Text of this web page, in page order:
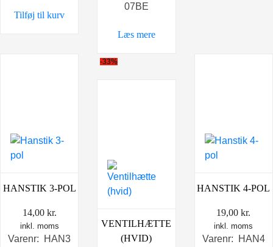
5,95 kr..
Tilføj til kurv
var:
07BE
Læs mere
HANSTIK 3-POL
14,00 kr.
inkl. moms
Varenr: HAN3
-33%
VENTILHÆTTE
(HVID)
HANSTIK 4-POL
19,00kr.
inkl. moms
Varenr: HAN4